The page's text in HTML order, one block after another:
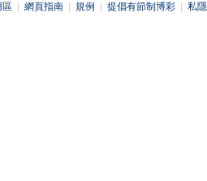
區 網頁指南 規例 提倡有節制博彩 私